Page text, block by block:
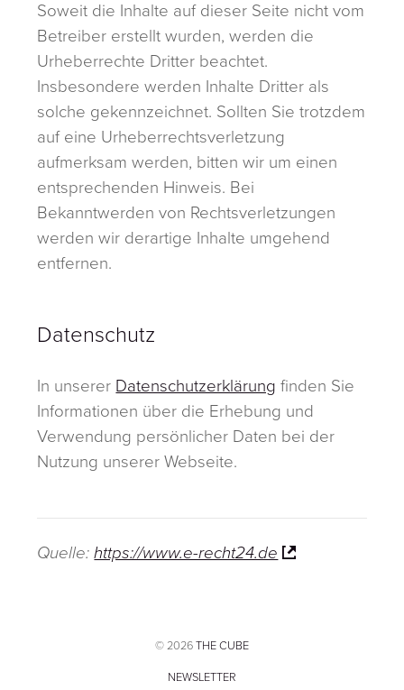
Soweit die Inhalte auf dieser Seite nicht vom
Betreiber erstellt wurden, werden die
Urheberrechte Dritter beachtet.
Insbesondere werden Inhalte Dritter als
solche gekennzeichnet. Sollten Sie trotzdem
auf eine Urheberrechtsverletzung
aufmerksam werden, bitten wir um einen
entsprechenden Hinweis. Bei
Bekanntwerden von Rechtsverletzungen
werden wir derartige Inhalte umgehend
entfernen.
Datenschutz
In unserer Datenschutzerklärung finden Sie
Informationen über die Erhebung und
Verwendung persönlicher Daten bei der
Nutzung unserer Webseite.
Quelle:https://www.e-recht24.de
© 2026THE CUBE
NEWSLETTER